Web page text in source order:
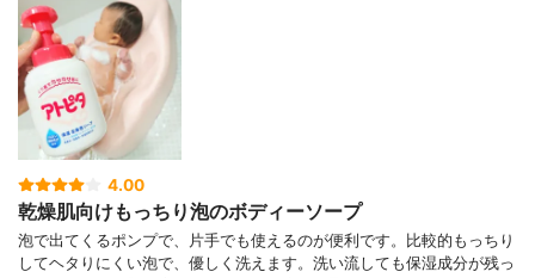
4.00
乾燥肌向けもっちり泡のボディーソープ
泡で出てくるポンプで、片手でも使えるのが便利です。比較的もっちり
してヘタりにくい泡で、優しく洗えます。洗い流しても保湿成分が残っ